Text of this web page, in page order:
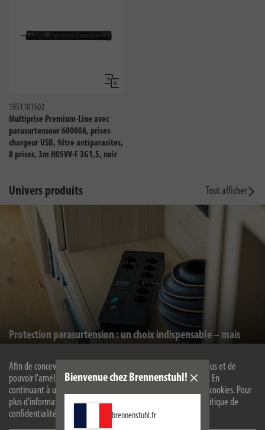
Afin de concevoir notre site web de manière optimale pour vous et de
pouvoir l'améliorer en permanence, nous utilisons des cookies. En
continuant à utiliser le site web, vous acceptez l'utilisation de cookies. Pour
plus d'informations sur les cookies, veuillez consulter notre politique de
confidentialité.
Bienvenue chez Brennenstuhl!
brennenstuhl.fr
Comparer
1951181502
Multiprise Premium-Line avec
parasurtenseur 60000A, prises-
chargeur USB, filtre antiparasites,
8 prises, 3m H05VV-F 3G1,5, noir
Univers produits Tout afficher
Protection parasurtension : un choix indispensable – mais